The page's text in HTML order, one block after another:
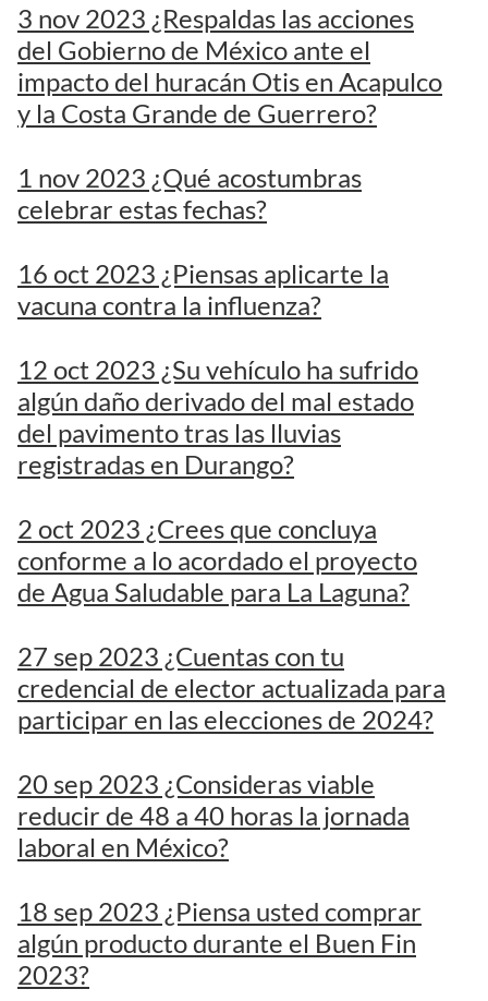
3 nov 2023 ¿Respaldas las acciones
del Gobierno de México ante el
impacto del huracán Otis en Acapulco
y la Costa Grande de Guerrero?
1 nov 2023 ¿Qué acostumbras
celebrar estas fechas?
16 oct 2023 ¿Piensas aplicarte la
vacuna contra la influenza?
12 oct 2023 ¿Su vehículo ha sufrido
algún daño derivado del mal estado
del pavimento tras las lluvias
registradas en Durango?
2 oct 2023 ¿Crees que concluya
conforme a lo acordado el proyecto
de Agua Saludable para La Laguna?
27 sep 2023 ¿Cuentas con tu
credencial de elector actualizada para
participar en las elecciones de 2024?
20 sep 2023 ¿Consideras viable
reducir de 48 a 40 horas la jornada
laboral en México?
18 sep 2023 ¿Piensa usted comprar
algún producto durante el Buen Fin
2023?